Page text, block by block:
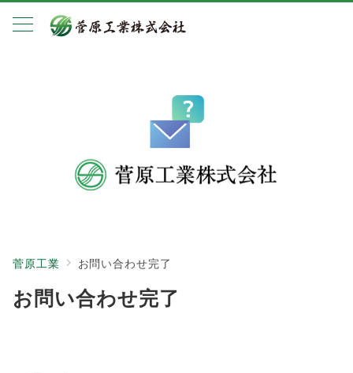
菅原工業 お問い合わせ完了
お問い合わせ完了